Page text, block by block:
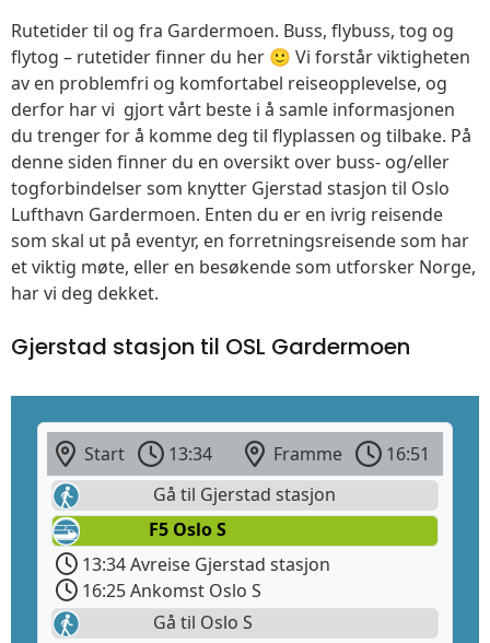
Rutetider til og fra Gardermoen. Buss, flybuss, tog og
flytog – rutetider finner du her 🙂 Vi forstår viktigheten
av en problemfri og komfortabel reiseopplevelse, og
derfor har vi gjort vårt beste i å samle informasjonen
du trenger for å komme deg til flyplassen og tilbake. På
denne siden finner du en oversikt over buss- og/eller
togforbindelser som knytter Gjerstad stasjon til Oslo
Lufthavn Gardermoen. Enten du er en ivrig reisende
som skal ut på eventyr, en forretningsreisende som har
et viktig møte, eller en besøkende som utforsker Norge,
har vi deg dekket.
Gjerstad stasjon til OSL Gardermoen
Start 13:34 Framme
16:51
Gå til Gjerstad stasjon
F5 Oslo S
13:34 Avreise Gjerstad stasjon
16:25 Ankomst Oslo S
Gå til Oslo S